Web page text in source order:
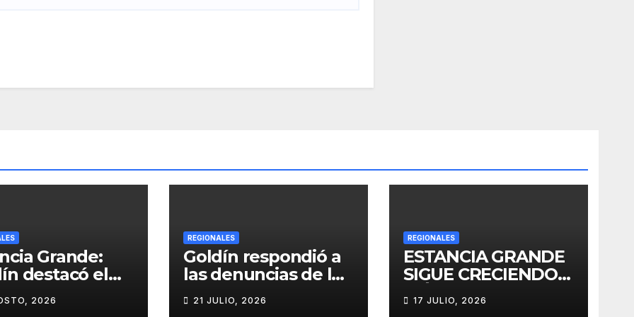
Grande:
destacó el
del
anunció
2026
REGIONALES
Goldín respondió a
las denuncias de los
Lladós y defendió la
transparencia de su
21 JULIO, 2026
REGIONALES
ESTANCIA GRANDE
SIGUE CRECIENDO:
MÁS
CONECTIVIDAD Y
17 JULIO, 2026